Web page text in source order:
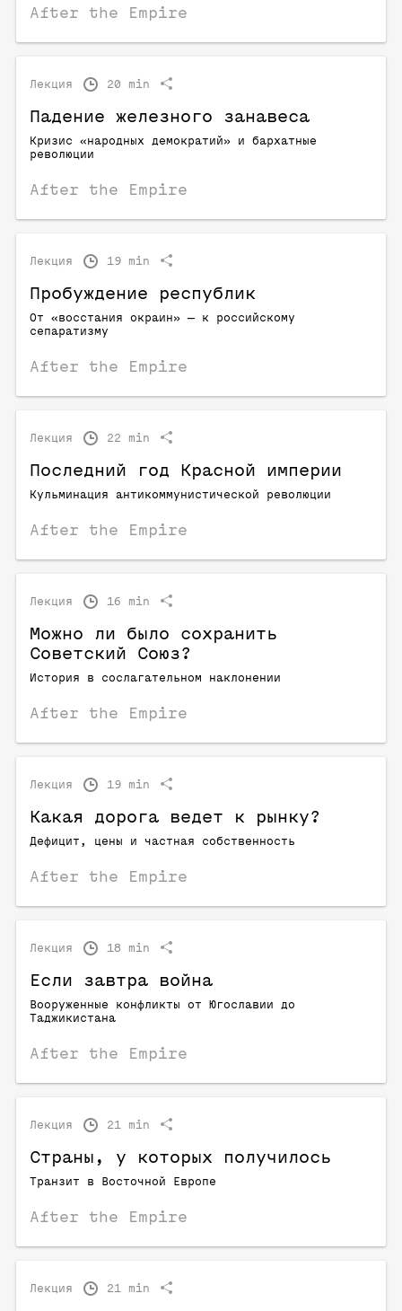
After the Empire
Лекция 20 min
Падение железного занавеса
Кризис «народных демократий» и бархатные
революции
After the Empire
Лекция 19 min
Пробуждение республик
От «восстания окраин» — к российскому
сепаратизму
After the Empire
Лекция 22 min
Последний год Красной империи
Кульминация антикоммунистической революции
After the Empire
Лекция 16 min
Можно ли было сохранить
Советский Союз?
История в сослагательном наклонении
After the Empire
Лекция 19 min
Какая дорога ведет к рынку?
Дефицит, цены и частная собственность
After the Empire
Лекция 18 min
Если завтра война
Вооруженные конфликты от Югославии до
Таджикистана
After the Empire
Лекция 21 min
Страны, у которых получилось
Транзит в Восточной Европе
After the Empire
Лекция 21 min